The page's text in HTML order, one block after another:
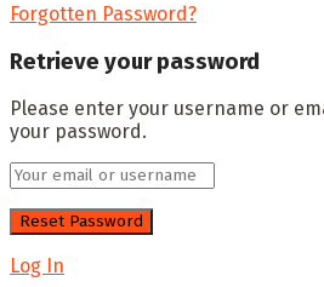
Forgotten Password?
Retrieve your password
Please enter your username or
your password.
Log In